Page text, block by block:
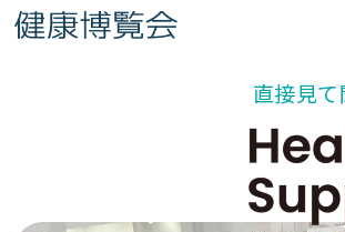
直接見